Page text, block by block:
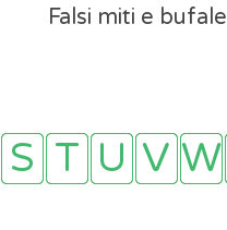
Falsi miti e bufale